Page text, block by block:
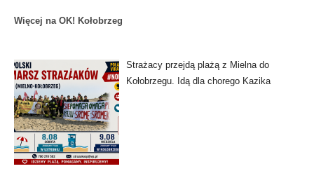
Więcej na OK! Kołobrzeg
Strażacy przejdą plażą z Mielna do
Kołobrzegu. Idą dla chorego Kazika